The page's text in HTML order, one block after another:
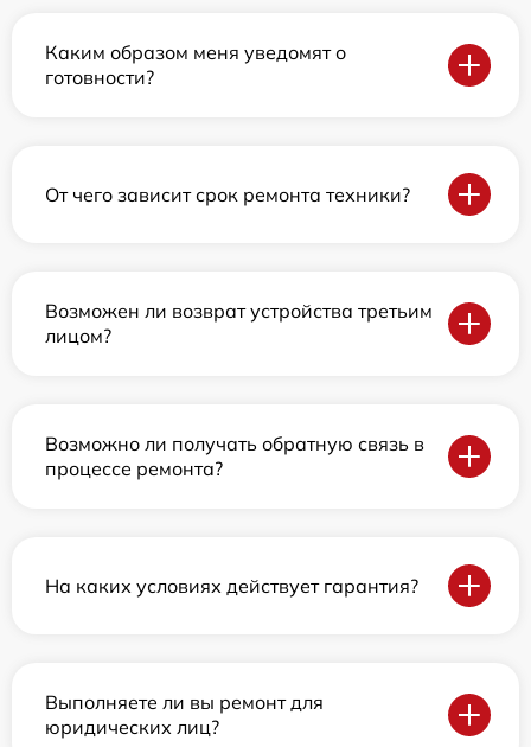
Каким образом меня уведомят о
готовности?
От чего зависит срок ремонта техники?
Возможен ли возврат устройства третьим
лицом?
Возможно ли получать обратную связь в
процессе ремонта?
На каких условиях действует гарантия?
Выполняете ли вы ремонт для
юридических лиц?